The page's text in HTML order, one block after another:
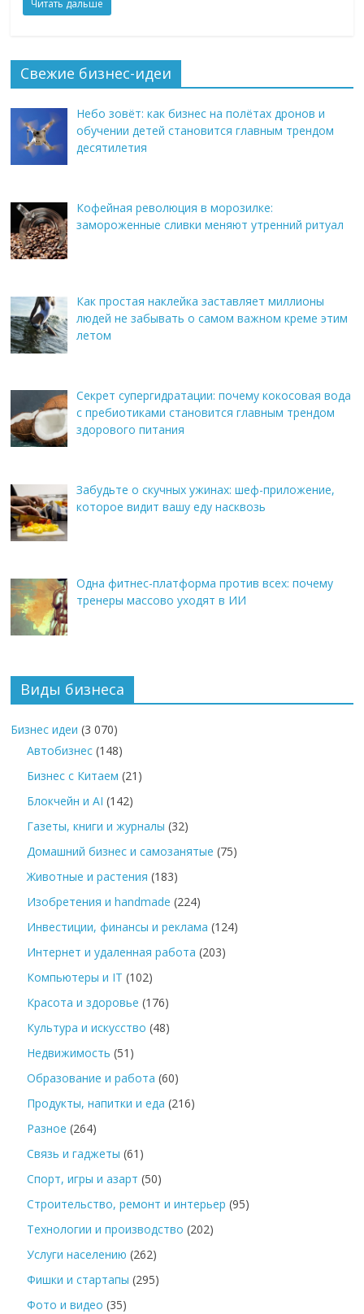
Читать дальше
Свежие бизнес-идеи
Небо зовёт: как бизнес на полётах дронов и
обучении детей становится главным трендом
десятилетия
Кофейная революция в морозилке:
замороженные сливки меняют утренний ритуал
Как простая наклейка заставляет миллионы
людей не забывать о самом важном креме этим
летом
Секрет супергидратации: почему кокосовая вода
с пребиотиками становится главным трендом
здорового питания
Забудьте о скучных ужинах: шеф-приложение,
которое видит вашу еду насквозь
Одна фитнес-платформа против всех: почему
тренеры массово уходят в ИИ
Виды бизнеса
Бизнес идеи (3 070)
Автобизнес (148)
Бизнес с Китаем (21)
Блокчейн и AI (142)
Газеты, книги и журналы (32)
Домашний бизнес и самозанятые (75)
Животные и растения (183)
Изобретения и handmade (224)
Инвестиции, финансы и реклама (124)
Интернет и удаленная работа (203)
Компьютеры и IT (102)
Красота и здоровье (176)
Культура и искусство (48)
Недвижимость (51)
Образование и работа (60)
Продукты, напитки и еда (216)
Разное (264)
Связь и гаджеты (61)
Спорт, игры и азарт (50)
Строительство, ремонт и интерьер (95)
Технологии и производство (202)
Услуги населению (262)
Фишки и стартапы (295)
Фото и видео (35)